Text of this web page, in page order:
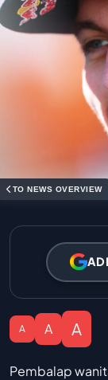
TO NEWS OVERVIEW
A A A
Pembalap